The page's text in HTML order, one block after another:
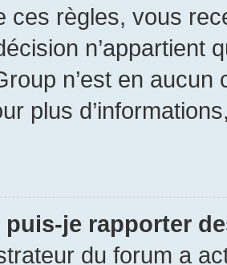
ces règles, vous
n’appartient
n’est en
plus
puis-je rapporter
du forum a